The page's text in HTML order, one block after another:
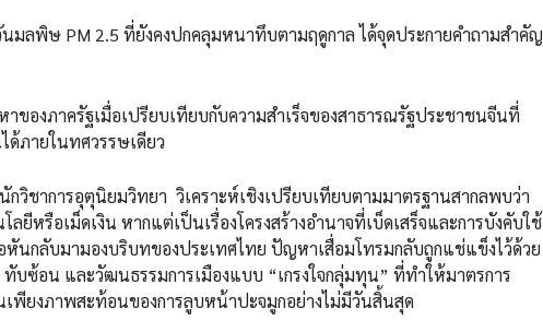
ที่ยังคงปกคลุมหนาทึบตามฤดูกาล ได้จุดประกายคำถามสำคัญ
ของภาครัฐเมื่อเปรียบเทียบกับความสำเร็จของสาธารณรัฐประชาชนจีนที่
ด้ภายในทศวรรษเดียว
ตุนิยมวิทยา วิเคราะห์เชิงเปรียบเทียบตามมาตรฐานสากลพบว่า
ลยีหรือเม็ดเงิน หากแต่เป็นเรื่องโครงสร้างอำนาจที่เบ็ดเสร็จและการบังคับใช้
หันกลับมามองบริบทของประเทศไทย ปัญหาเสื่อมโทรมกลับถูกแช่แข็งไว้ด้วย
บซ้อน และวัฒนธรรมการเมืองแบบ “เกรงใจกลุ่มทุน” ที่ทำให้มาตรการ
เพียงภาพสะท้อนของการลูบหน้าปะจมูกอย่างไม่มีวันสิ้นสุด